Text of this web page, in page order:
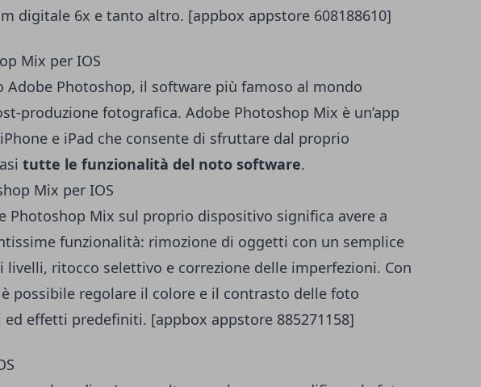
digitale 6x e tanto altro. [appbox appstore 608188610]
Mix per IOS
Adobe Photoshop, il software più famoso al mondo
produzione fotografica. Adobe Photoshop Mix è un’app
e iPad che consente di sfruttare dal proprio
tutte le funzionalità del noto software.
Photoshop Mix sul proprio dispositivo significa avere a
funzionalità: rimozione di oggetti con un semplice
livelli, ritocco selettivo e correzione delle imperfezioni. Con
possibile regolare il colore e il contrasto delle foto
effetti predefiniti. [appbox appstore 885271158]